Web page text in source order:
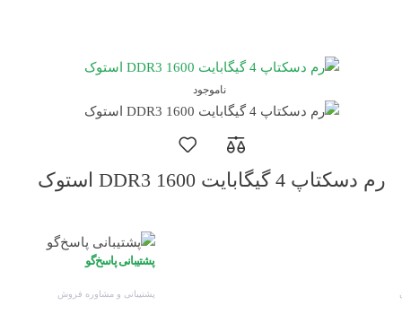
ناموجود
رم دسکتاپ 4 گیگابایت DDR3 1600 استوک
پشتیبانی پاسخ‌گو
پشتیبانی و مشاوره فروش